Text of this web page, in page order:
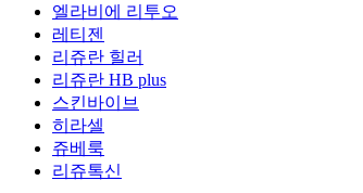
엘라비에 리투오
레티젠
리쥬란 힐러
리쥬란 HB plus
스킨바이브
히라셀
쥬베룩
리쥬톡신